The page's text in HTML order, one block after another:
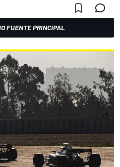
FUENTE PRINCIPAL